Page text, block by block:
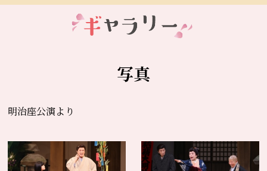
写真
明治座公演より